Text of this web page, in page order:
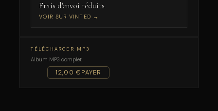
Frais d'envoi réduits
VOIR SUR VINTED →
TÉLÉCHARGER MP3
Album MP3 complet
12,00 €PAYER